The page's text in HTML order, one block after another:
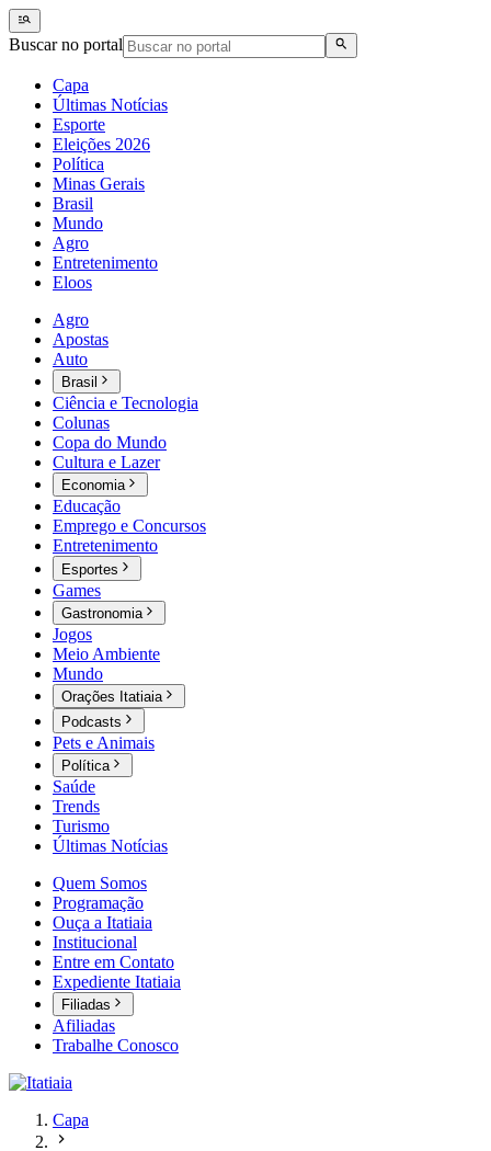
Buscar no portal
Capa
Últimas Notícias
Esporte
Eleições 2026
Política
Minas Gerais
Brasil
Mundo
Agro
Entretenimento
Eloos
Agro
Apostas
Auto
Brasil
Ciência e Tecnologia
Colunas
Copa do Mundo
Cultura e Lazer
Economia
Educação
Emprego e Concursos
Entretenimento
Esportes
Games
Gastronomia
Jogos
Meio Ambiente
Mundo
Orações Itatiaia
Podcasts
Pets e Animais
Política
Saúde
Trends
Turismo
Últimas Notícias
Quem Somos
Programação
Ouça a Itatiaia
Institucional
Entre em Contato
Expediente Itatiaia
Filiadas
Afiliadas
Trabalhe Conosco
Capa